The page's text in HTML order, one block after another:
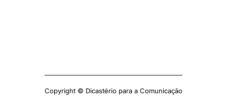
Copyright © Dicastério para a Comunicação